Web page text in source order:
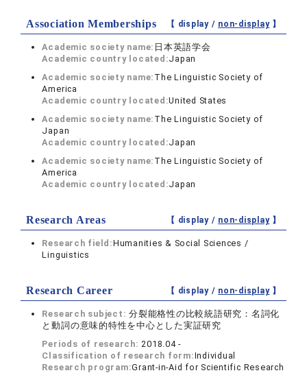
Association Memberships 【 display / non-display】
Academic society name: 日本英語学会
Academic country located:Japan
Academic society name: The Linguistic Society of
America
Academic country located:United States
Academic society name: The Linguistic Society of
Japan
Academic country located:Japan
Academic society name: The Linguistic Society of
America
Academic country located:Japan
Research Areas 【 display / non-display】
Research field:Humanities & Social Sciences /
Linguistics
Research Career 【 display / non-display】
Research subject:分裂能格性の比較統語研究：名詞化
と動詞の意味的特性を中心とした実証研究
Periods of research: 2018.04 -
Classification of research form:Individual
Research program:Grant-in-Aid for Scientific Research